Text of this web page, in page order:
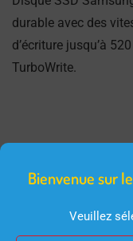
durable avec des
d’écriture jusqu’à
TurboWrite.
Bienvenue sur
Veuillez